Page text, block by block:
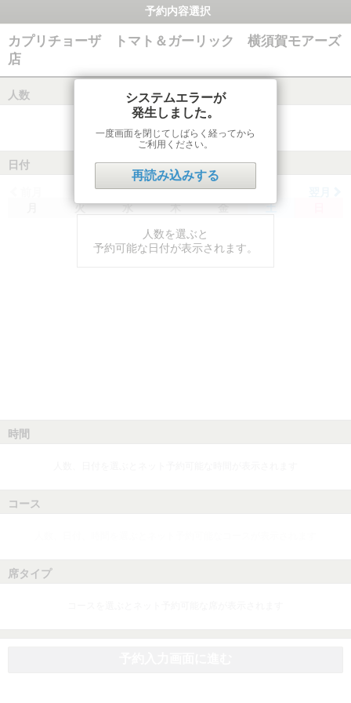
予約内容選択
カプリチョーザ トマト＆ガーリック 横須賀モアーズ
店
人数
日付
火 水 木 金 土
人数を選ぶと
予約可能な日付が表示されます。
時間
コース
席タイプ
システムエラーが
発生しました。
一度画面を閉じてしばらく経ってから
ご利用ください。
再読み込みする